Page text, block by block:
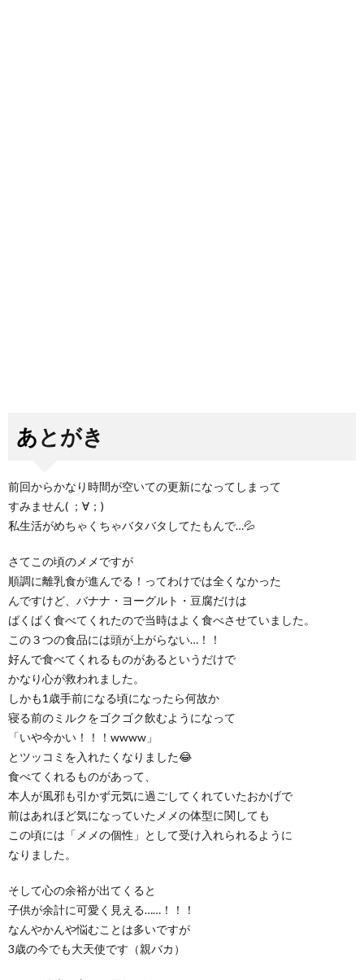
あとがき
前回からかなり時間が空いての更新になってしまって
すみません( ；∀；)
私生活がめちゃくちゃバタバタしてたもんで…💦
さてこの頃のメメですが
順調に離乳食が進んでる！ってわけでは全くなかった
んですけど、バナナ・ヨーグルト・豆腐だけは
ばくばく食べてくれたので当時はよく食べさせていました。
この３つの食品には頭が上がらない…！！
好んで食べてくれるものがあるというだけで
かなり心が救われました。
しかも1歳手前になる頃になったら何故か
寝る前のミルクをゴクゴク飲むようになって
「いや今かい！！！wwww」
とツッコミを入れたくなりました😂
食べてくれるものがあって、
本人が風邪も引かず元気に過ごしてくれていたおかげで
前はあれほど気になっていたメメの体型に関しても
この頃には「メメの個性」として受け入れられるように
なりました。
そして心の余裕が出てくると
子供が余計に可愛く見える……！！！
なんやかんや悩むことは多いですが
3歳の今でも大天使です（親バカ）